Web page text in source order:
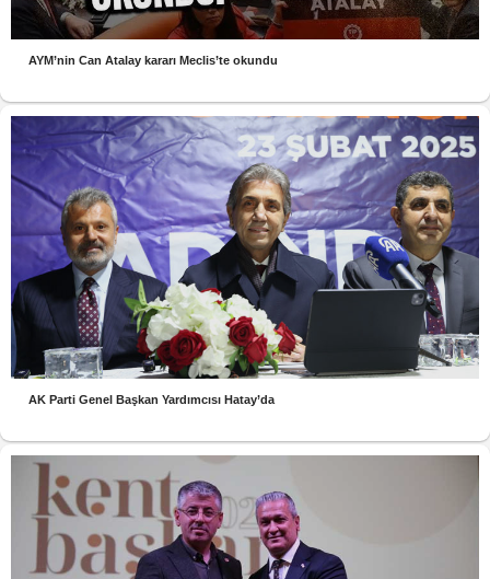
AYM’nin Can Atalay kararı Meclis’te okundu
AK Parti Genel Başkan Yardımcısı Hatay’da